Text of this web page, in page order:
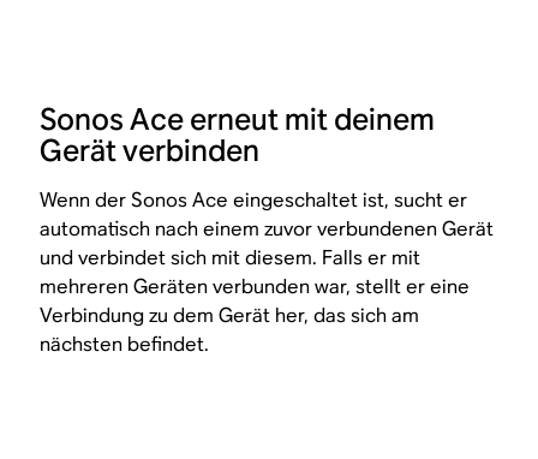
Sonos Ace erneut mit deinem
Gerät verbinden
Wenn der Sonos Ace eingeschaltet ist, sucht er
automatisch nach einem zuvor verbundenen Gerät
und verbindet sich mit diesem. Falls er mit
mehreren Geräten verbunden war, stellt er eine
Verbindung zu dem Gerät her, das sich am
nächsten befindet.